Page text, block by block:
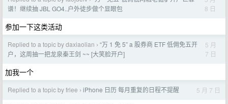
谱！继续抽 JBL GO4..户外徒步做个显眼包
8 日
参加一下这类活动
Replied to a topic by daxiaolian › “万 1 免 5” a 股券商 ETF 低佣免五开
户，这周抽一把龙泉秦王剑 ~~ [大笑脸开户]
5 月
7 日
加我一个
Replied to a topic by frlee › iPhone 日历 每月重复的日程不提醒 5 月 7 日